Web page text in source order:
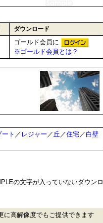
ダウンロード
ゴールド会員に
※ゴールド会員とは？
ート ／ レジャー ／ 丘 ／住宅／ 白壁
の文字が入っていないダウンロ
に高解像度でもご提供できます